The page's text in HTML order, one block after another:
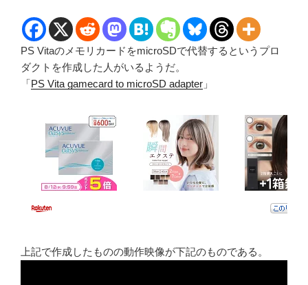
PS VitaのメモリカードをmicroSDで代替するというプロ
ダクトを作成した人がいるようだ。
「PS Vita gamecard to microSD adapter 」
上記で作成したものの動作映像が下記のものである。